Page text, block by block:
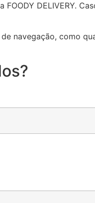
DELIVERY.
navegação, como